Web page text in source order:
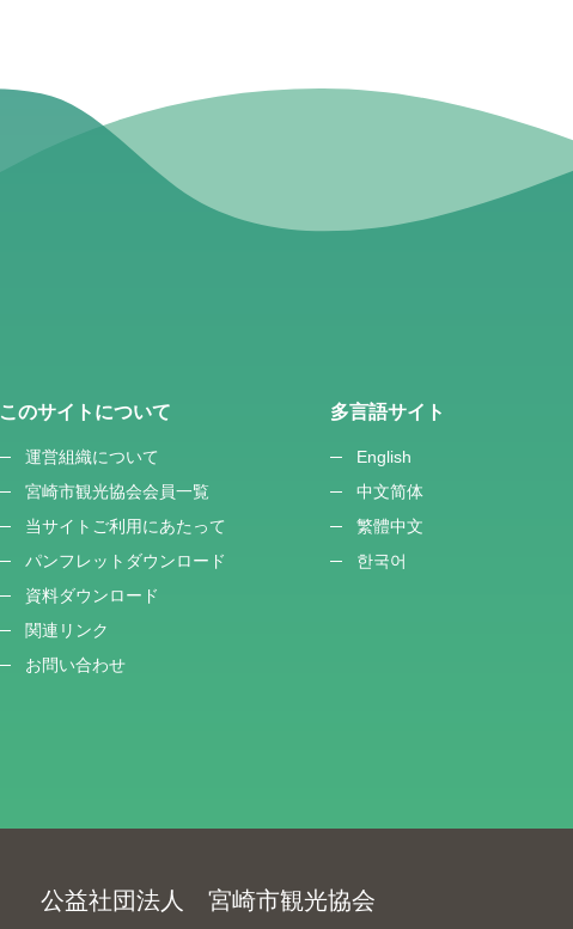
このサイトについて
運営組織について
宮崎市観光協会会員一覧
当サイトご利用にあたって
パンフレットダウンロード
資料ダウンロード
関連リンク
お問い合わせ
多言語サイト
English
中文简体
繁體中文
한국어
公益社団法人 宮崎市観光協会